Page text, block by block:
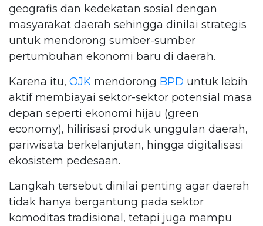
geografis dan kedekatan sosial dengan
masyarakat daerah sehingga dinilai strategis
untuk mendorong sumber-sumber
pertumbuhan ekonomi baru di daerah.
Karena itu, OJK mendorong BPD untuk lebih
aktif membiayai sektor-sektor potensial masa
depan seperti ekonomi hijau (green
economy), hilirisasi produk unggulan daerah,
pariwisata berkelanjutan, hingga digitalisasi
ekosistem pedesaan.
Langkah tersebut dinilai penting agar daerah
tidak hanya bergantung pada sektor
komoditas tradisional, tetapi juga mampu